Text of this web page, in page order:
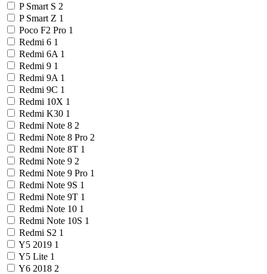
P Smart S 2
P Smart Z 1
Poco F2 Pro 1
Redmi 6 1
Redmi 6A 1
Redmi 9 1
Redmi 9A 1
Redmi 9C 1
Redmi 10X 1
Redmi K30 1
Redmi Note 8 2
Redmi Note 8 Pro 2
Redmi Note 8T 1
Redmi Note 9 2
Redmi Note 9 Pro 1
Redmi Note 9S 1
Redmi Note 9T 1
Redmi Note 10 1
Redmi Note 10S 1
Redmi S2 1
Y5 2019 1
Y5 Lite 1
Y6 2018 2